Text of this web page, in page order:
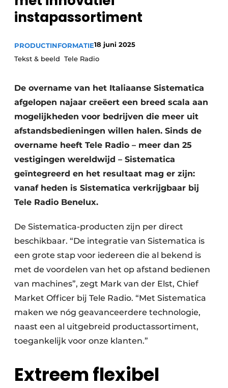
Privacy / Cookie statement
Vacature aanmelden
Video’s
instapassortiment
PRODUCTINFORMATIE18 juni 2025
Tekst & beeld Tele Radio
De overname van het Italiaanse Sistematica
afgelopen najaar creëert een breed scala aan
mogelijkheden voor bedrijven die meer uit
afstandsbedieningen willen halen. Sinds de
overname heeft Tele Radio – meer dan 25
vestigingen wereldwijd – Sistematica
geïntegreerd en het resultaat mag er zijn:
vanaf heden is Sistematica verkrijgbaar bij
Tele Radio Benelux.
De Sistematica-producten zijn per direct
beschikbaar. “De integratie van Sistematica is
een grote stap voor iedereen die al bekend is
met de voordelen van het op afstand bedienen
van machines”, zegt Mark van der Elst, Chief
Market Officer bij Tele Radio. “Met Sistematica
maken we nóg geavanceerdere technologie,
naast een al uitgebreid productassortiment,
toegankelijk voor onze klanten.”
Extreem flexibel